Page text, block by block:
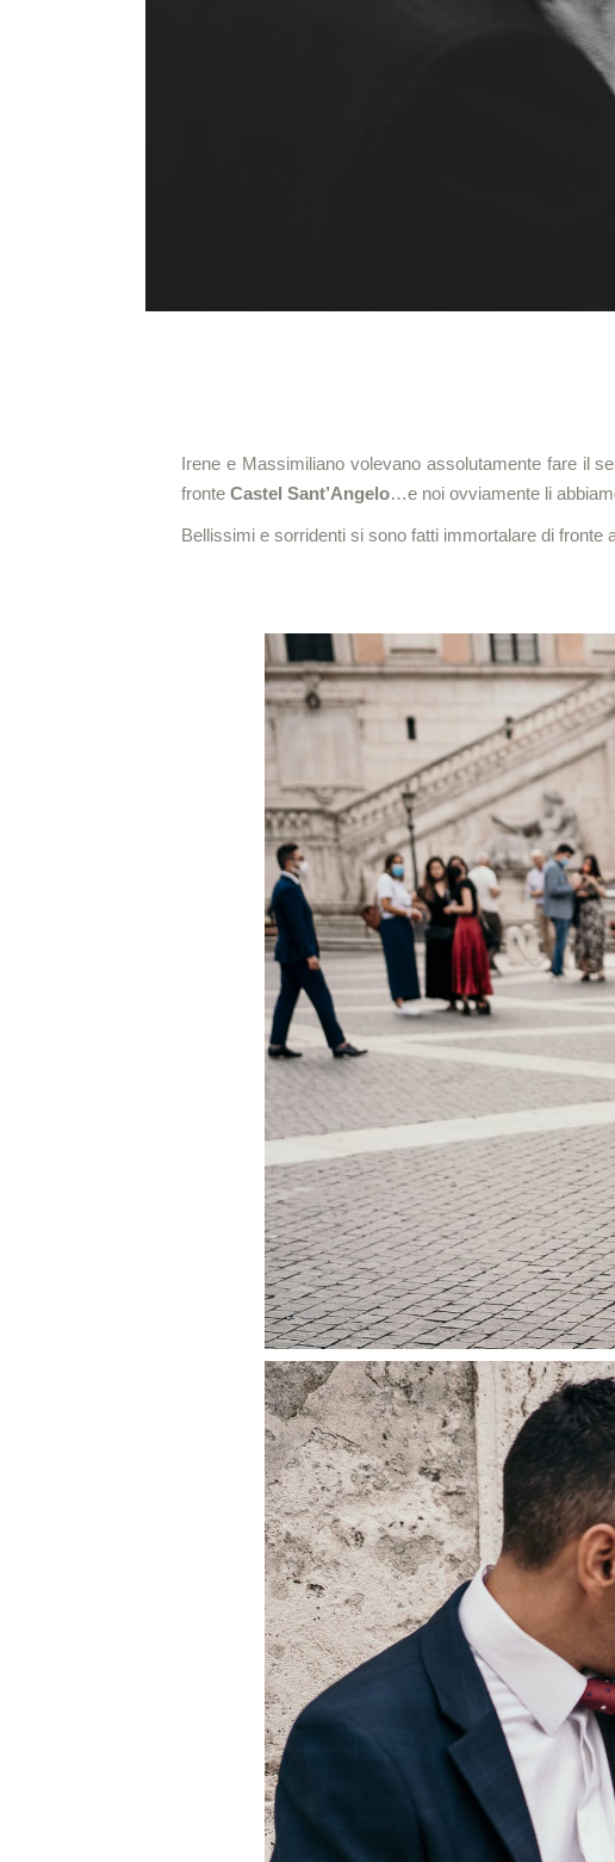
Irene e Massimiliano volevano assolutamente fare il
fronte Castel Sant’Angelo…e noi ovviamente li
Bellissimi e sorridenti si sono fatti immortalare di fronte